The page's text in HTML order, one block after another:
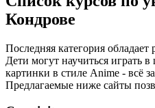
Кондрове
Последняя категория
Дети могут научиться играть
картинки в стиле Anime - всё
Предлагаемые ниже сайты